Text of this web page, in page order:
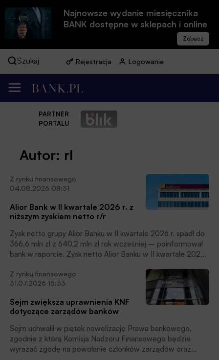
Najnowsze wydanie miesięcznika
BANK dostępne w sklepach i online
Szukaj Rejestracja Logowanie
PARTNER
PORTALU
Autor: rl
Z rynku finansowego
04.08.2026 08:31
Alior Bank w II kwartale 2026 r. z
niższym zyskiem netto r/r
Zysk netto grupy Alior Banku w II kwartale 2026 r. spadł do
366,6 mln zł z 640,2 mln zł rok wcześniej – poinformował
bank w raporcie. Zysk netto Alior Banku w II kwartale 2026
kwartalnym.
Z rynku finansowego
31.07.2026 15:33
Sejm zwiększa uprawnienia KNF
dotyczące zarządów banków
Sejm uchwalił w piątek nowelizację Prawa bankowego,
zgodnie z którą Komisja Nadzoru Finansowego będzie
wyrażać zgodę na powołanie członków zarządów oraz